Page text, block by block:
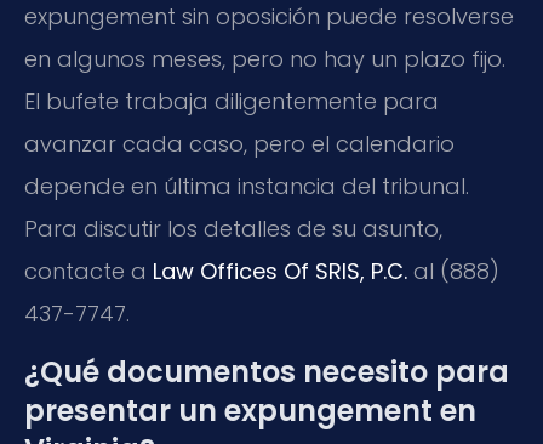
expungement sin oposición puede resolverse
en algunos meses, pero no hay un plazo fijo.
El bufete trabaja diligentemente para
avanzar cada caso, pero el calendario
depende en última instancia del tribunal.
Para discutir los detalles de su asunto,
contacte a Law Offices Of SRIS, P.C. al (888)
437-7747.
¿Qué documentos necesito para
presentar un expungement en